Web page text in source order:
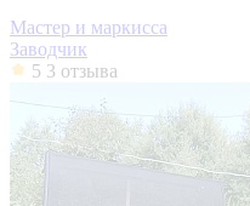
Мастер и маркисса
Заводчик
5 3 отзыва